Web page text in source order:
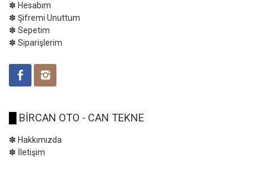
✽ Hesabım
✽ Şifremi Unuttum
✽ Sepetim
✽ Siparişlerim
BİRCAN OTO - CAN TEKNE
✽ Hakkımızda
✽ İletişim